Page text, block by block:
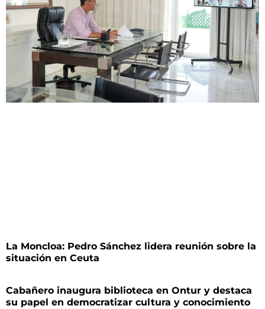
La Moncloa: Pedro Sánchez lidera reunión sobre la
situación en Ceuta
Cabañero inaugura biblioteca en Ontur y destaca
su papel en democratizar cultura y conocimiento